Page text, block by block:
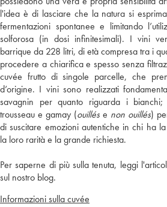
l'idea è di lasciare che la natura si
fermentazioni spontanee e limitando
solforosa (in dosi infinitesimali). I vini
barrique da 228 litri, di età compresa tra i
procedere a chiarifica e spesso senza
cuvée frutto di singole parcelle, che
d’origine. I vini sono realizzati
savagnin per quanto riguarda i
trousseau e gamay (ouillés e non ouillés)
di suscitare emozioni autentiche in chi ha
la loro rarità e la grande richiesta.
Per saperne di più sulla tenuta, leggi
sul nostro blog.
Informazioni sulla cuvée